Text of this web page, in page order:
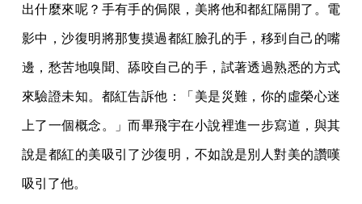
出什麼來呢？手有手的侷限，美將他和都紅隔開了。電
影中，沙復明將那隻摸過都紅臉孔的手，移到自己的嘴
邊，愁苦地嗅聞、舔咬自己的手，試著透過熟悉的方式
來驗證未知。都紅告訴他：「美是災難，你的虛榮心迷
上了一個概念。」而畢飛宇在小說裡進一步寫道，與其
說是都紅的美吸引了沙復明，不如說是別人對美的讚嘆
吸引了他。